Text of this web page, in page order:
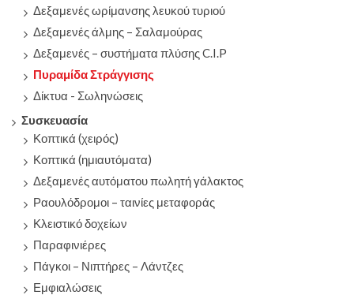
Δεξαμενές ωρίμανσης λευκού τυριού
Δεξαμενές άλμης – Σαλαμούρας
Δεξαμενές – συστήματα πλύσης C.I.P
Πυραμίδα Στράγγισης
Δίκτυα - Σωληνώσεις
Συσκευασία
Κοπτικά (χειρός)
Κοπτικά (ημιαυτόματα)
Δεξαμενές αυτόματου πωλητή γάλακτος
Ραουλόδρομοι – ταινίες μεταφοράς
Κλειστικό δοχείων
Παραφινιέρες
Πάγκοι – Νιπτήρες – Λάντζες
Εμφιαλώσεις